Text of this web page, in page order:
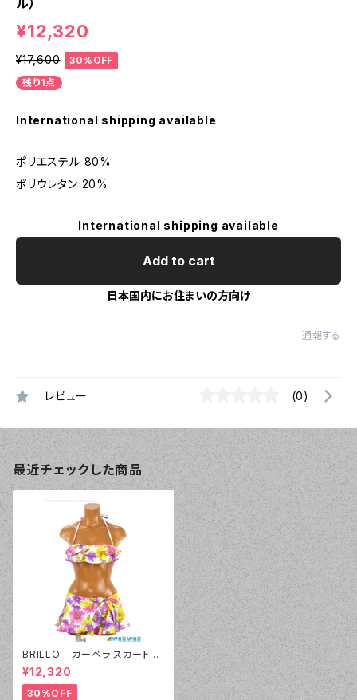
ル）
¥12,320
¥17,600
30%OFF
残り1点
International shipping available
ポリエステル 80%
ポリウレタン 20%
International shipping available
Add to cart
日本国内にお住まいの方向け
通報する
レビュー (0)
最近チェックした商品
BRILLO - ガーベラ スカートセ
¥12,320
30%OFF